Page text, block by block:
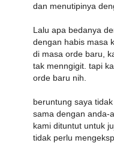
dan menutipinya
Lalu apa bedanya
dengan habis masa
di masa orde baru,
tak menngigit. tapi
orde baru nih.
beruntung saya
sama dengan anda-
kami dituntut untuk
tidak perlu